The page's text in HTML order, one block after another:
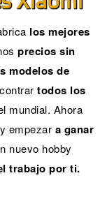
los mejores
precios sin
modelos de
todos los
mundial. Ahora
empezar a ganar
nuevo hobby
trabajo por ti.